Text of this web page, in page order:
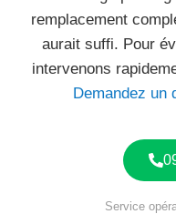
remplacement
aurait suffi. Pour
intervenons
Demandez un
Service